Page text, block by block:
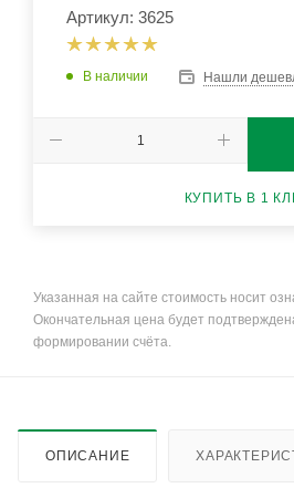
Артикул: 3625
В наличии Нашли
КУПИТЬ В 1
Указанная на сайте стоимость носит
Окончательная цена будет
формировании счёта.
ОПИСАНИЕ